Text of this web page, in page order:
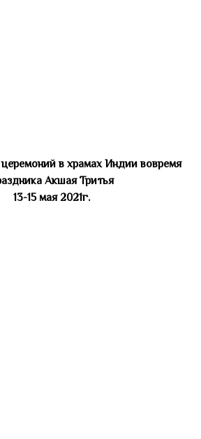
в храмах Индии вовремя
Акшая Тритья
13-15 мая 2021г.